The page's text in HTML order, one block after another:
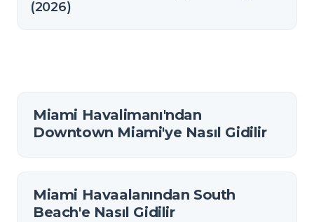
(2026)
Miami Havalimanı'ndan
Downtown Miami'ye Nasıl Gidilir
Miami Havaalanından South
Beach'e Nasıl Gidilir